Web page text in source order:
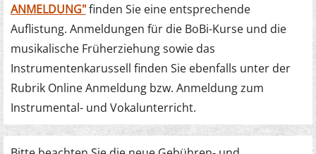
ANMELDUNG"finden Sie eine entsprechende
Auflistung. Anmeldungen für die BoBi-Kurse und die
musikalische Früherziehung sowie das
Instrumentenkarussell finden Sie ebenfalls unter der
Rubrik Online Anmeldung bzw. Anmeldung zum
Instrumental- und Vokalunterricht.